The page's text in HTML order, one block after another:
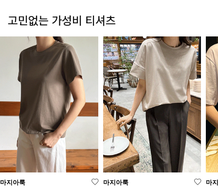
고민없는 가성비 티셔츠
마지아룩 마지아룩 마